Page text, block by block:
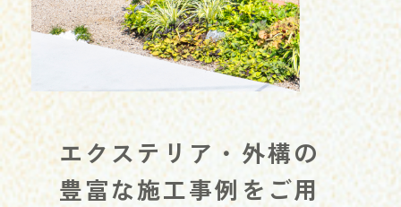
エクステリア・外構の
豊富な施工事例をご用